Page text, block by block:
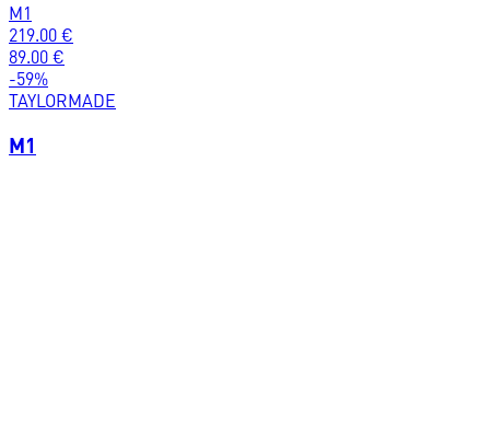
M1
219.00 €
89.00 €
-59%
TAYLORMADE
M1